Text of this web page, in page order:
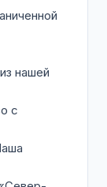
нашей
с